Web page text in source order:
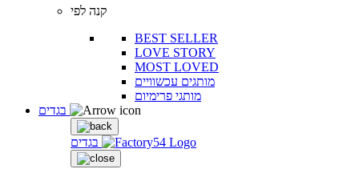
קנה לפי
BEST SELLER
LOVE STORY
MOST LOVED
מותגים עכשוויים
מותגי פרימיום
בגדים